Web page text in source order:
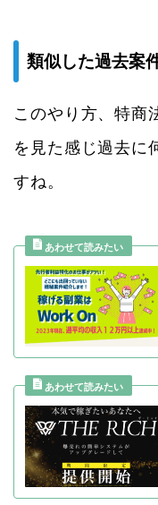
類似した過去案
このやり方、特商
を見た感じ過去に
すね。